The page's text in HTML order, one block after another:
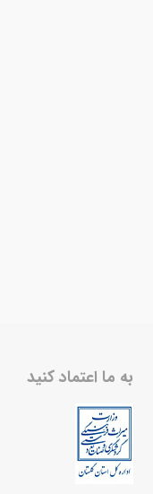
به ما اعتماد کنید